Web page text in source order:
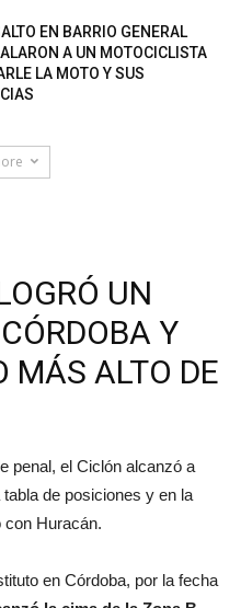
EN BARRIO GENERAL
A UN MOTOCICLISTA
LA MOTO Y SUS